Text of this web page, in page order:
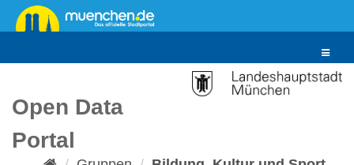
Überspringen
zum
Toggle
Open Data
Portal